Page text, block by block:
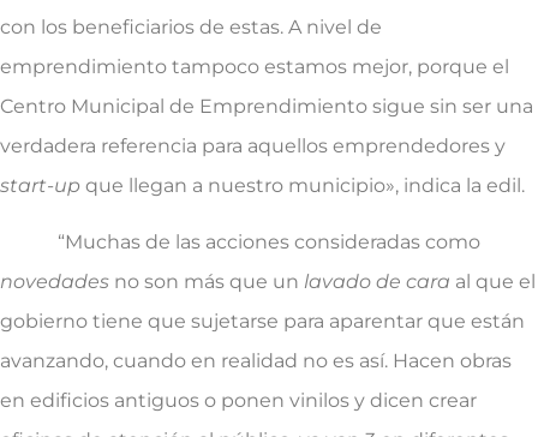
con los beneficiarios de estas. A nivel de
emprendimiento tampoco estamos mejor, porque el
Centro Municipal de Emprendimiento sigue sin ser una
verdadera referencia para aquellos emprendedores y
start-up que llegan a nuestro municipio», indica la edil.
“Muchas de las acciones consideradas como
novedades no son más que un lavado de cara al que el
gobierno tiene que sujetarse para aparentar que están
avanzando, cuando en realidad no es así. Hacen obras
en edificios antiguos o ponen vinilos y dicen crear